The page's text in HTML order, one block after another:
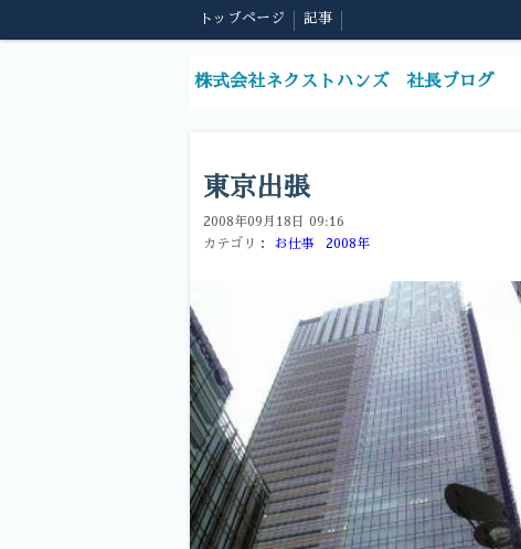
トップページ 記事
株式会社ネクストハンズ 社長ブログ
東京出張
2008年09月18日 09:16
カテゴリ：
お仕事 2008年